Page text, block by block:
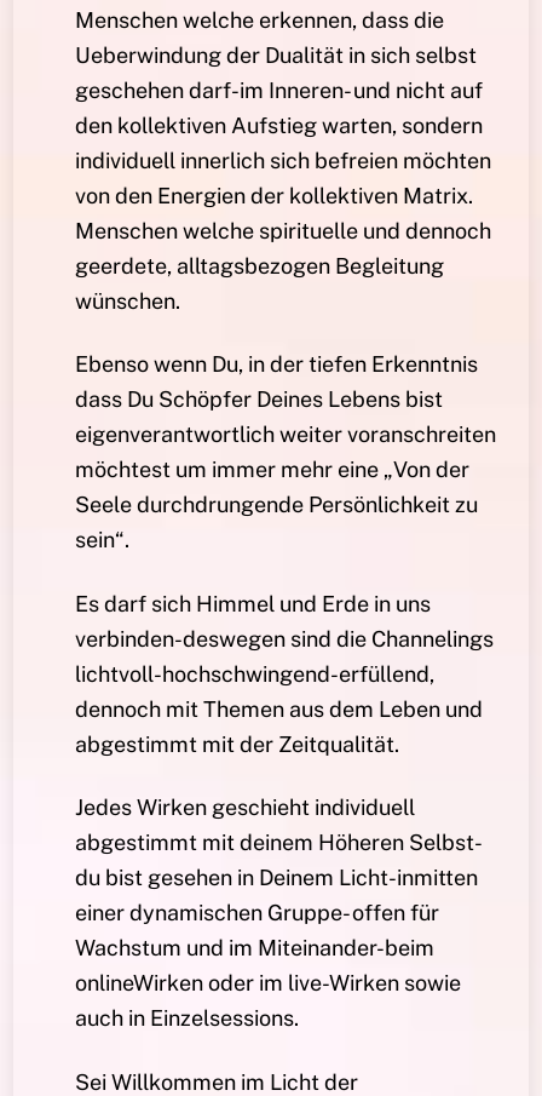
Menschen welche erkennen, dass die
Ueberwindung der Dualität in sich selbst
geschehen darf-im Inneren- und nicht auf
den kollektiven Aufstieg warten, sondern
individuell innerlich sich befreien möchten
von den Energien der kollektiven Matrix.
Menschen welche spirituelle und dennoch
geerdete, alltagsbezogen Begleitung
wünschen.
Ebenso wenn Du, in der tiefen Erkenntnis
dass Du Schöpfer Deines Lebens bist
eigenverantwortlich weiter voranschreiten
möchtest um immer mehr eine „Von der
Seele durchdrungende Persönlichkeit zu
sein“.
Es darf sich Himmel und Erde in uns
verbinden-deswegen sind die Channelings
lichtvoll-hochschwingend-erfüllend,
dennoch mit Themen aus dem Leben und
abgestimmt mit der Zeitqualität.
Jedes Wirken geschieht individuell
abgestimmt mit deinem Höheren Selbst-
du bist gesehen in Deinem Licht-inmitten
einer dynamischen Gruppe- offen für
Wachstum und im Miteinander-beim
onlineWirken oder im live-Wirken sowie
auch in Einzelsessions.
Sei Willkommen im Licht der